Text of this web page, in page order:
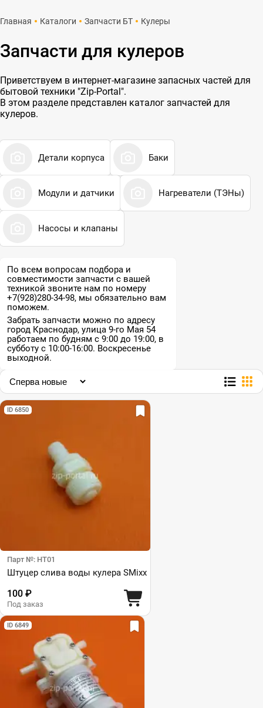
Главная Каталоги Запчасти БТ Кулеры
Запчасти для кулеров
Приветствуем в интернет-магазине запасных частей для
бытовой техники "Zip-Portal".
В этом разделе представлен каталог запчастей для
кулеров.
Детали корпуса Баки
Модули и датчики Нагреватели (ТЭНы)
Насосы и клапаны
По всем вопросам подбора и
совместимости запчасти с вашей
техникой звоните нам по номеру
+7(928)280-34-98, мы обязательно вам
поможем.
Забрать запчасти можно по адресу
город Краснодар, улица 9-го Мая 54
работаем по будням с 9:00 до 19:00, в
субботу с 10:00-16:00. Воскресенье
выходной.
ID 6850
Парт №: HT01
Штуцер слива воды кулера SMixx
100 ₽
Под заказ
ID 6849